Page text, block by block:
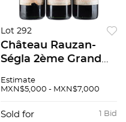
Lot 292
Château Rauzan-
Ségla 2ème Grand
1980 Margaux,
cuello Piezas: 3 90 /
Estimate
MXN$5,000 - MXN$7,000
1 Bid
Sold for